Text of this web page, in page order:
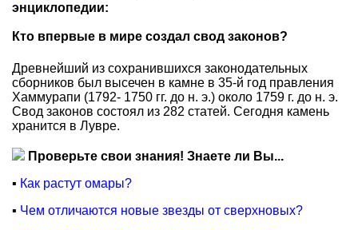
энциклопедии:
Кто впервые в мире создал свод законов?
Древнейший из сохранившихся законодательных
сборников был высечен в камне в 35-й год правления
Хаммурапи (1792- 1750 гг. до н. э.) около 1759 г. до н. э.
Свод законов состоял из 282 статей. Сегодня камень
хранится в Лувре.
Проверьте свои знания! Знаете ли Вы...
▪ Как растут омары?
▪ Чем отличаются новые звезды от сверхновых?